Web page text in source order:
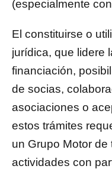
(especialmente
El constituirse o
jurídica, que lidere
financiación,
de socias,
asociaciones o
estos trámites
un Grupo Motor
actividades con